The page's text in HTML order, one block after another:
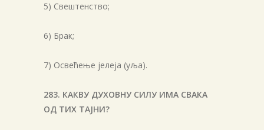
5) Свештенство;
6) Брак;
7) Освећење јелеја (уља).
283. КАКВУ ДУХОВНУ СИЛУ ИМА СВАКА
ОД ТИХ ТАЈНИ?